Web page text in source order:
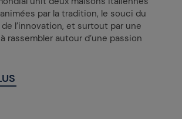
par la tradition, le souci du
l’innovation, et surtout par une
rassembler autour d’une passion